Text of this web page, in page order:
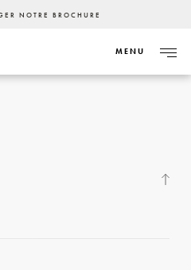
NOTRE BROCHURE
MENU